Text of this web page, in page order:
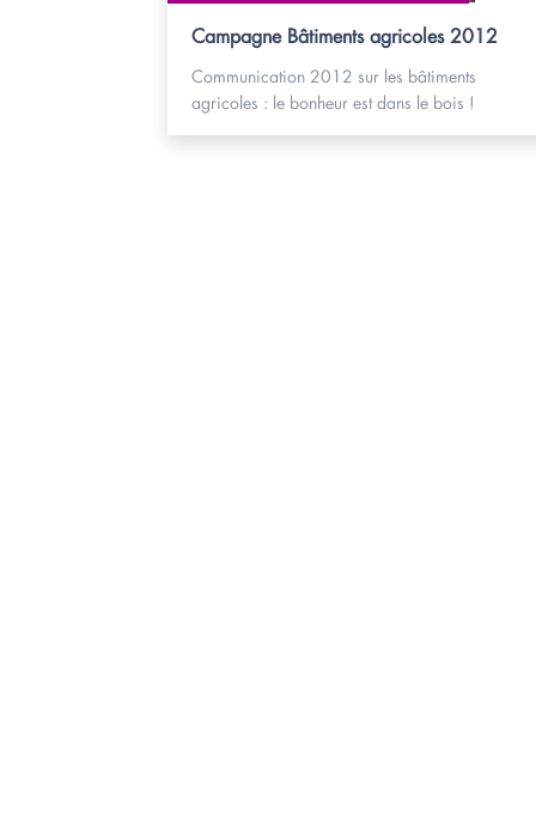
Campagne Bâtiments agricoles 2012
Communication 2012 sur les bâtiments
agricoles : le bonheur est dans le bois !